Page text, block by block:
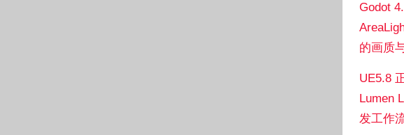
Godot
的画质
UE5.8
Lumen
发工作